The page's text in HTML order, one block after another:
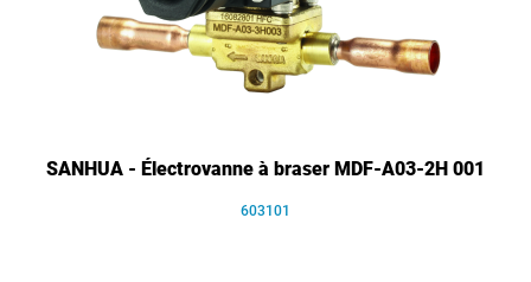
SANHUA - Électrovanne à braser MDF-A03-2H 001
603101